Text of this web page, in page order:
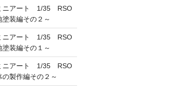
ニアート 1/35 RSO
装編その２～
ニアート 1/35 RSO
装編その１～
ニアート 1/35 RSO
製作編その２～